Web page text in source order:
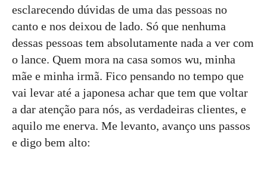
esclarecendo dúvidas de uma das pessoas no
canto e nos deixou de lado. Só que nenhuma
dessas pessoas tem absolutamente nada a ver com
o lance. Quem mora na casa somos wu, minha
mãe e minha irmã. Fico pensando no tempo que
vai levar até a japonesa achar que tem que voltar
a dar atenção para nós, as verdadeiras clientes, e
aquilo me enerva. Me levanto, avanço uns passos
e digo bem alto: